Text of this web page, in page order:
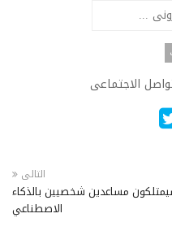
الاجتماعى
التالى
سيمتلكون مساعدين شخصيين بالذكاء
الاصطناعي